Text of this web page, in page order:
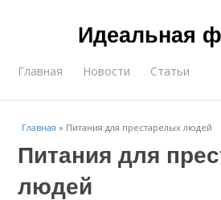
Идеальная
Главная Новости Статьи
Главная » Питания для престарелых людей
Питания для
людей